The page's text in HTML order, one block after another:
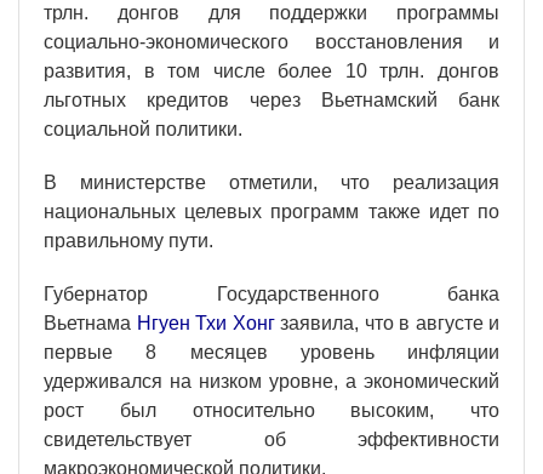
трлн. донгов для поддержки программы
социально-экономического восстановления и
развития, в том числе более 10 трлн. донгов
льготных кредитов через Вьетнамский банк
социальной политики.
В министерстве отметили, что реализация
национальных целевых программ также идет по
правильному пути.
Губернатор Государственного банка
Вьетнама Нгуен Тхи Хонгзаявила, что в августе и
первые 8 месяцев уровень инфляции
удерживался на низком уровне, а экономический
рост был относительно высоким, что
свидетельствует об эффективности
макроэкономической политики.